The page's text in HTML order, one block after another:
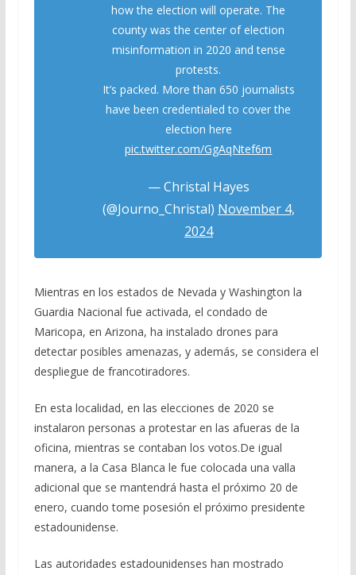
how the election will operate. The
county was the center of election
misinformation in 2020 and tense
protests.
It’s packed. More than 650 journalists
have been credentialed to cover the
election here
pic.twitter.com/GgAqNtef6m
— Christal Hayes
(@Journo_Christal) November 4,
2024
Mientras en los estados de Nevada y Washington la
Guardia Nacional fue activada, el condado de
Maricopa, en Arizona, ha instalado drones para
detectar posibles amenazas, y además, se considera el
despliegue de francotiradores.
En esta localidad, en las elecciones de 2020 se
instalaron personas a protestar en las afueras de la
oficina, mientras se contaban los votos.De igual
manera, a la Casa Blanca le fue colocada una valla
adicional que se mantendrá hasta el próximo 20 de
enero, cuando tome posesión el próximo presidente
estadounidense.
Las autoridades estadounidenses han mostrado